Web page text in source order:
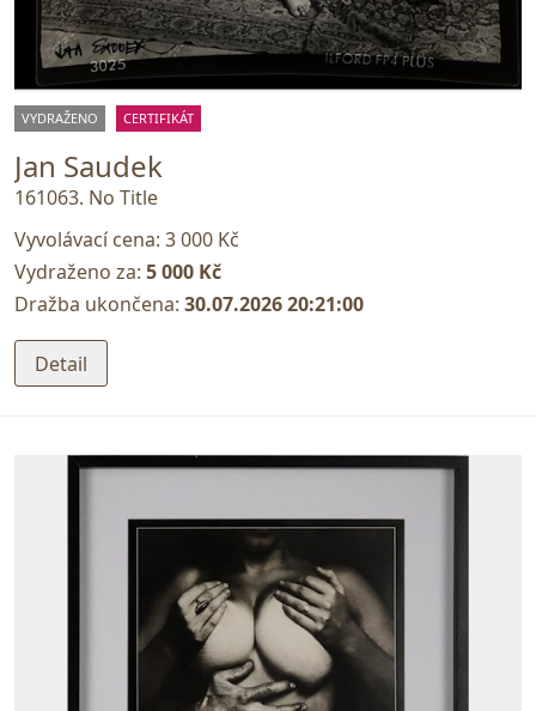
VYDRAŽENO CERTIFIKÁT
Jan Saudek
161063. No Title
Vyvolávací cena: 3 000 Kč
Vydraženo za: 5 000 Kč
Dražba ukončena: 30.07.2026 20:21:00
Detail